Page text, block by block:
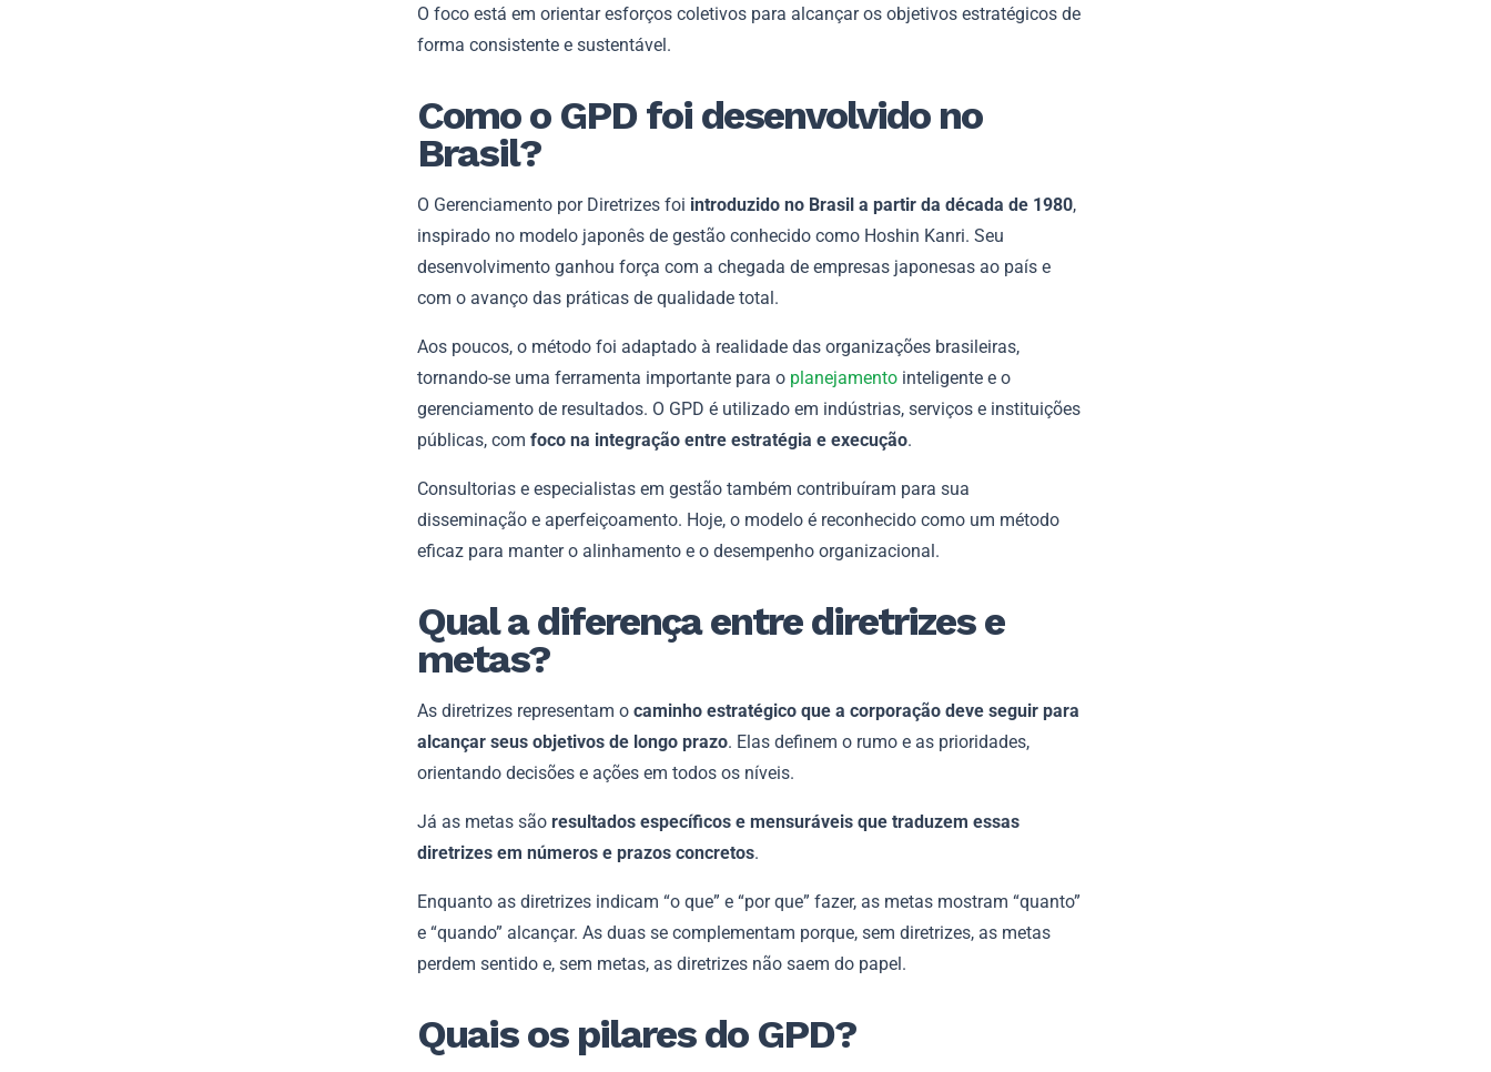
O foco está em orientar esforços coletivos para alcançar os objetivos estratégicos de
forma consistente e sustentável.
Como o GPD foi desenvolvido no
Brasil?
O Gerenciamento por Diretrizes foi introduzido no Brasil a partir da década de 1980,
inspirado no modelo japonês de gestão conhecido como Hoshin Kanri. Seu
desenvolvimento ganhou força com a chegada de empresas japonesas ao país e
com o avanço das práticas de qualidade total.
Aos poucos, o método foi adaptado à realidade das organizações brasileiras,
tornando-se uma ferramenta importante para o planejamento inteligente e o
gerenciamento de resultados. O GPD é utilizado em indústrias, serviços e instituições
públicas, com foco na integração entre estratégia e execução.
Consultorias e especialistas em gestão também contribuíram para sua
disseminação e aperfeiçoamento. Hoje, o modelo é reconhecido como um método
eficaz para manter o alinhamento e o desempenho organizacional.
Qual a diferença entre diretrizes e
metas?
As diretrizes representam o caminho estratégico que a corporação deve seguir para
alcançar seus objetivos de longo prazo. Elas definem o rumo e as prioridades,
orientando decisões e ações em todos os níveis.
Já as metas são resultados específicos e mensuráveis que traduzem essas
diretrizes em números e prazos concretos.
Enquanto as diretrizes indicam “o que” e “por que” fazer, as metas mostram “quanto”
e “quando” alcançar. As duas se complementam porque, sem diretrizes, as metas
perdem sentido e, sem metas, as diretrizes não saem do papel.
Quais os pilares do GPD?